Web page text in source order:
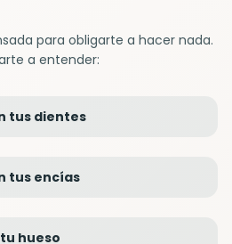
para obligarte a hacer nada.
a entender:
tus dientes
tus encías
hueso